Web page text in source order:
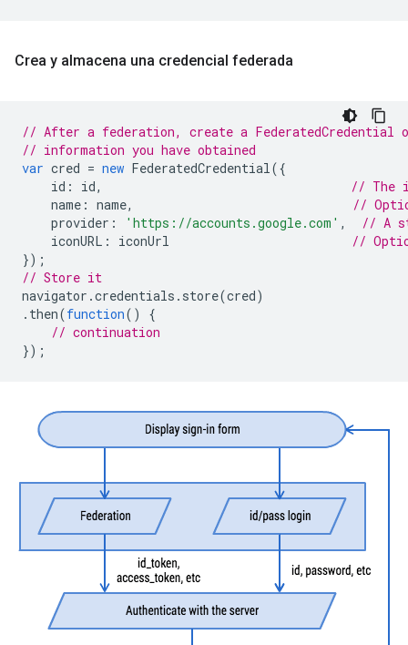
Crea y almacena una credencial federada
// After a federation, create a FederatedCredential
// information you have obtained
var cred = new FederatedCredential({
id : id,
// The
name : name,
//
provider : 'https://accounts.google.com' ,
// A
iconURL : iconUrl
//
});
// Store it
navigator .credentials . store(cred)
. then(function()
{
// continuation
});